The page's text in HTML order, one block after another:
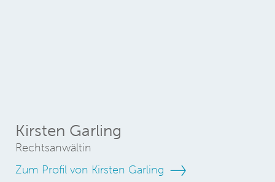
Kirsten Garling
Rechtsanwältin
Zum Profil von Kirsten Garling